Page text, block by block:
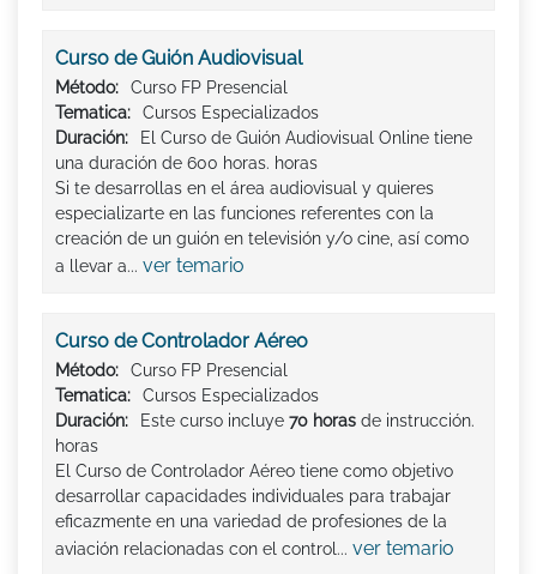
Curso de Guión Audiovisual
Método:
Curso FP Presencial
Tematica:
Cursos Especializados
Duración:
El Curso de Guión Audiovisual Online tiene
una duración de 600 horas. horas
Si te desarrollas en el área audiovisual y quieres
especializarte en las funciones referentes con la
creación de un guión en televisión y/o cine, así como
a llevar a... ver temario
Curso de Controlador Aéreo
Método:
Curso FP Presencial
Tematica:
Cursos Especializados
Duración:
Este curso incluye 70 horas de instrucción.
horas
El Curso de Controlador Aéreo tiene como objetivo
desarrollar capacidades individuales para trabajar
eficazmente en una variedad de profesiones de la
aviación relacionadas con el control... ver temario